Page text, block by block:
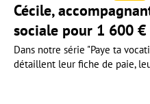
Cécile,
sociale pour 1 600
Dans notre série "Paye ta
détaillent leur fiche de paie,